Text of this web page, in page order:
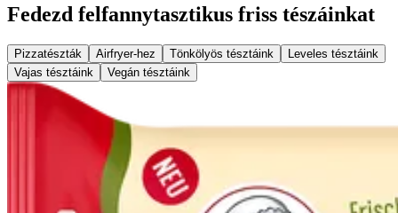
Fedezd felfannytasztikus friss tészáinkat
Pizzatészták Airfryer-hez Tönkölyös tésztáink
Leveles tésztáink
Vajas tésztáink
Vegán tésztáink